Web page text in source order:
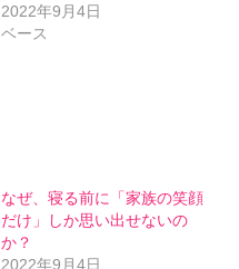
2022年9月4日
ベース
なぜ、寝る前に「家族の笑顔
だけ」しか思い出せないの
か？
2022年9月4日